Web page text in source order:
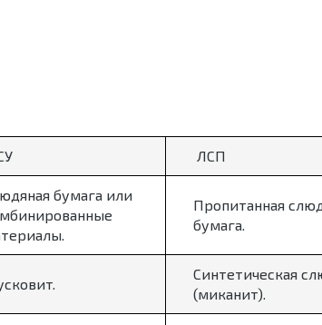
ЛСП
бумага или
Пропитанная
бумага.
Синтетическая
(миканит).